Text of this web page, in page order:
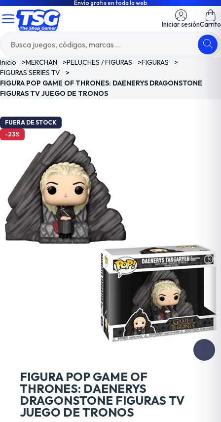
Envío gratis en toda la web
Iniciar sesiónCarrito
Inicio >MERCHAN >PELUCHES / FIGURAS >FIGURAS
>
FIGURAS SERIES TV
>
FIGURA POP GAME OF THRONES: DAENERYS DRAGONSTONE
FIGURAS TV JUEGO DE TRONOS
FUERA DE STOCK
-23%
FIGURA POP GAME OF
THRONES: DAENERYS
DRAGONSTONE FIGURAS TV
JUEGO DE TRONOS